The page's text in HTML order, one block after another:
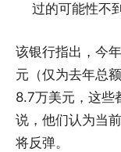
过的可能性不
该银行指出，今
元（仅为去年总
8.7万美元，这些
说，他们认为当
将反弹。